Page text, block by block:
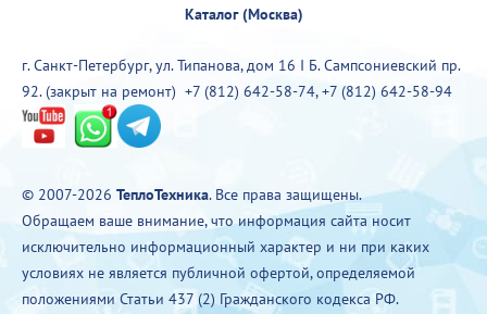
Каталог (Москва)
г. Санкт-Петербург, ул. Типанова, дом 16 I Б. Сампсониевский пр.
92. (закрыт на ремонт) +7 (812) 642-58-74,+7 (812) 642-58-94
© 2007-2026 ТеплоТехника. Все права защищены.
Обращаем ваше внимание, что информация сайта носит
исключительно информационный характер и ни при каких
условиях не является публичной офертой, определяемой
положениями Статьи 437 (2) Гражданского кодекса РФ.